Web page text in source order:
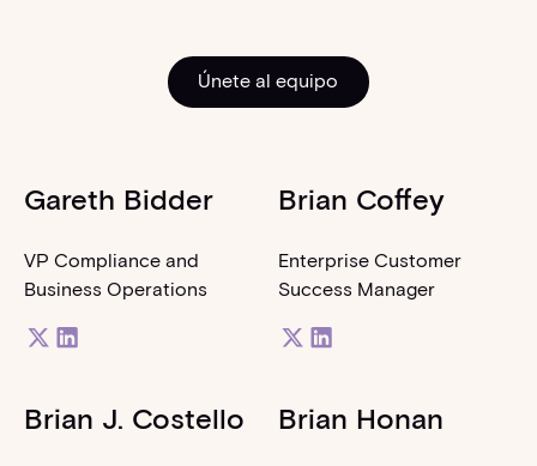
Únete al equipo
Únete al equipo
Gareth Bidder
VP Compliance and
Business Operations
Brian Coffey
Enterprise Customer
Success Manager
Brian J. Costello Brian Honan